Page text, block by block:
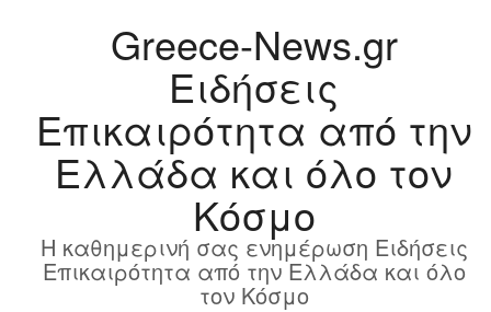
Greece-News.gr
Ειδήσεις
Επικαιρότητα από την
Ελλάδα και όλο τον
Κόσμο
Η καθημερινή σας ενημέρωση Ειδήσεις
Επικαιρότητα από την Ελλάδα και όλο
τον Κόσμο